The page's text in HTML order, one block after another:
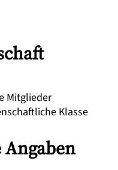
Mitglieder
Klasse